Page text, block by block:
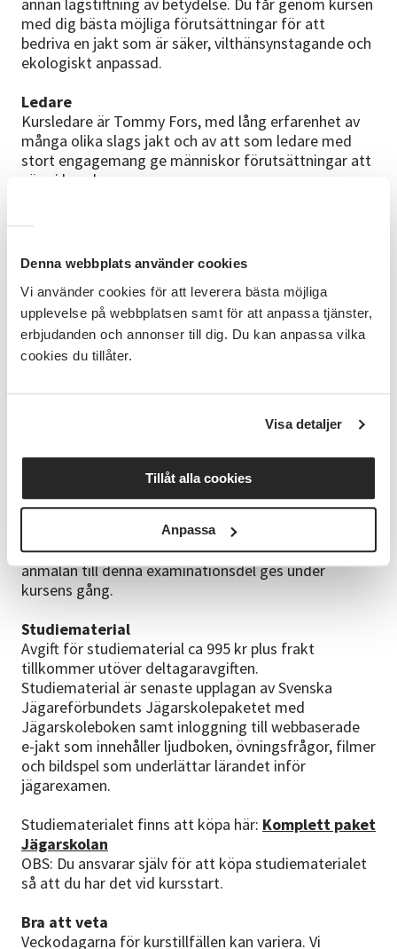
Denna webbplats använder cookies
Vi använder cookies för att leverera bästa möjliga
upplevelse på webbplatsen samt för att anpassa tjänster,
erbjudanden och annonser till dig. Du kan anpassa vilka
cookies du tillåter.
Visa detaljer
Tillåt alla cookies
Anpassa
annan lagstiftning av betydelse. Du får genom kursen
med dig bästa möjliga förutsättningar för att
bedriva en jakt som är säker, vilthänsynstagande och
ekologiskt anpassad.
Ledare
Kursledare är Tommy Fors, med lång erfarenhet av
många olika slags jakt och av att som ledare med
stort engagemang ge människor förutsättningar att
växa i kunskap.
en fantastisk ny hobby, en livsstil där du får komma
ut i skogen och möta ett stort nätverk av människor
som alla delar ditt intresse, säger Tommy Fors.
Läs mer om Tommy Fors i vårt cirkelledarporträtt
här:Tommy Fors
Examination
Det teoretiska kompetensprovet kan genomföras
vid individuellt bestämt tillfälle eller i mindre
delgrupper.
Observera att den praktiska delen som examineras
med ett skjutprov inte ingår i denna kurs utan
genomförs av annan utbildare. Information om
anmälan till denna examinationsdel ges under
kursens gång.
Studiematerial
Avgift för studiematerial ca 995 kr plus frakt
tillkommer utöver deltagaravgiften.
Studiematerial är senaste upplagan av Svenska
Jägareförbundets Jägarskolepaketet med
Jägarskoleboken samt inloggning till webbaserade
e-jakt som innehåller ljudboken, övningsfrågor, filmer
och bildspel som underlättar lärandet inför
jägarexamen.
Studiematerialet finns att köpa här: Komplett paket
Jägarskolan
OBS: Du ansvarar själv för att köpa studiematerialet
så att du har det vid kursstart.
Bra att veta
Veckodagarna för kurstillfällen kan variera. Vi